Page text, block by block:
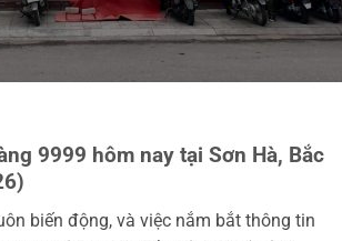
9999 hôm nay tại Sơn Hà, Bắc
biến động, và việc nắm bắt thông tin